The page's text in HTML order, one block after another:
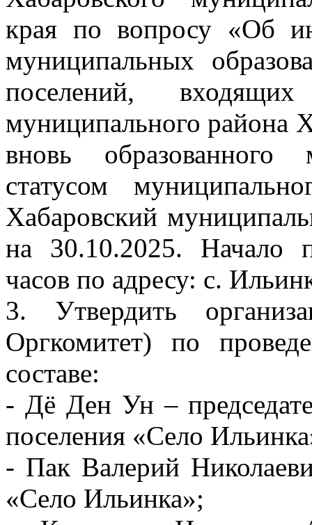
края по вопросу «Об
муниципальных
поселений,
муниципального района
вновь образованного
статусом
Хабаровский
на 30.10.2025. Начало
часов по адресу: с.
3. Утвердить
Оргкомитет) по
составе:
- Дё Ден Ун –
поселения «Село
- Пак Валерий
«Село Ильинка»;